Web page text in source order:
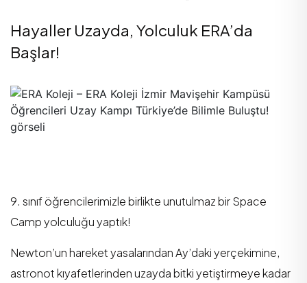
Hayaller Uzayda, Yolculuk ERA’da
Başlar!
9. sınıf öğrencilerimizle birlikte unutulmaz bir Space
Camp yolculuğu yaptık!
Newton’un hareket yasalarından Ay’daki yerçekimine,
astronot kıyafetlerinden uzayda bitki yetiştirmeye kadar